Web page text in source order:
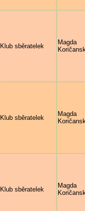
Klub sběratelek
Magda
Klub sběratelek
Magda
Klub sběratelek
Magda